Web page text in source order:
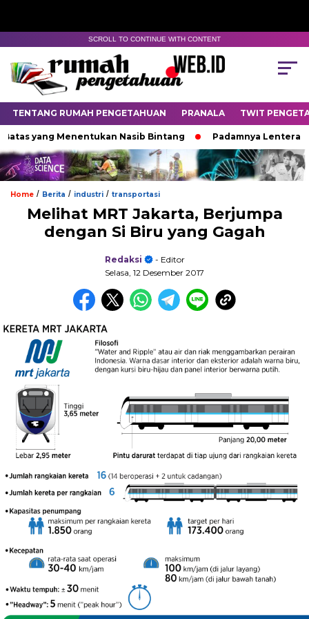
SCROLL TO CONTINUE WITH CONTENT
TENTANG RUMAH PENGETAHUAN PRANALA TWIT
Menentukan Nasib Bintang Padamnya Lentera Malam
Home / Berita / industri / transportasi
Melihat MRT Jakarta, Berjumpa
dengan Si Biru yang Gagah
Redaksi
- Editor
Selasa, 12 Desember 2017